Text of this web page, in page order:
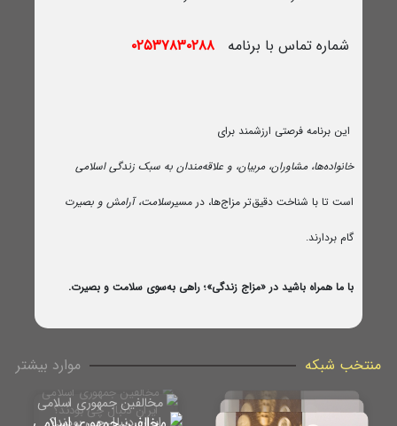
شماره تماس با برنامه ۰۲۵۳۷۸۳۰۲۸۸
این برنامه فرصتی ارزشمند برای
خانواده‌ها، مشاوران، مربیان، و علاقه‌مندان به سبک زندگی اسلامی
است تا با شناخت دقیق‌تر مزاج‌ها، در مسیرسلامت، آرامش و بصیرت
گام بردارند.
با ما همراه باشید در «مزاج زندگی»؛ راهی به‌سوی سلامت و بصیرت.
منتخب شبکه موارد بیشتر